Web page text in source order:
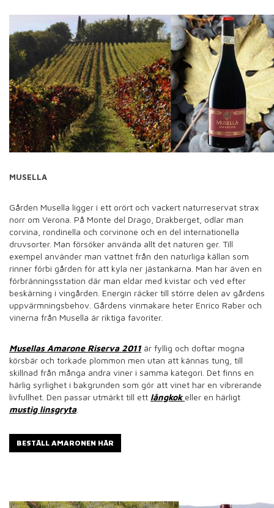
MUSELLA
Gården Musella ligger i ett orört och vackert naturreservat strax
norr om Verona. På Monte del Drago, Drakberget, odlar man
corvina, rondinella och corvinone och en del internationella
druvsorter. Man försöker använda allt det naturen ger. Till
exempel använder man vattnet från den naturliga källan som
rinner förbi gården för att kyla ner jästankarna. Man har även en
förbränningsstation där man eldar med kvistar och ved efter
beskärning i vingården. Energin räcker till större delen av gårdens
uppvärmningsbehov. Gårdens vinmakare heter Enrico Raber och
vinerna från Musella är riktiga favoriter.
Musellas Amarone Riserva 2011 är fyllig och doftar mogna
körsbär och torkade plommon men utan att kännas tung, till
skillnad från många andra viner i samma kategori. Det finns en
härlig syrlighet i bakgrunden som gör att vinet har en vibrerande
livfullhet. Den passar utmärkt till ett långkok eller en härligt
mustig linsgryta.
BESTÄLL AMARONEN HÄR